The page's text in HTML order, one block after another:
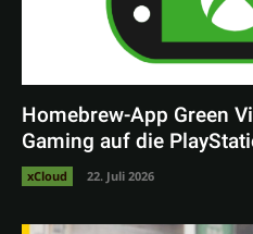
Homebrew-App Green
Gaming auf die
xCloud 22. Juli 2026